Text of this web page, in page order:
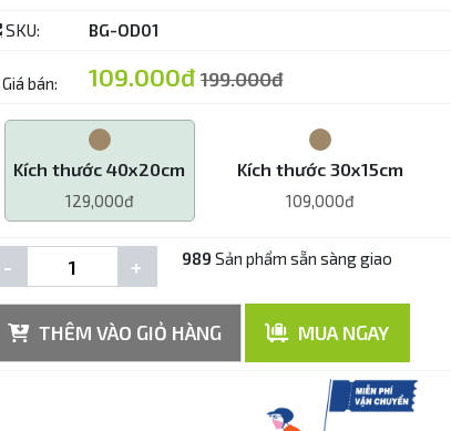
SKU: BG-OD01
Giá bán: 109.000đ199.000đ
Kích thước 40x20cm
129,000đ
Kích thước 30x15cm
109,000đ
- + 989 Sản phẩm sẵn sàng giao
THÊM VÀO GIỎ HÀNG MUA NGAY